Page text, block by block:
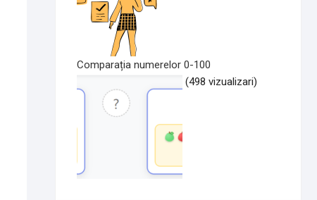
Comparația numerelor 0-100
(498 vizualizari)